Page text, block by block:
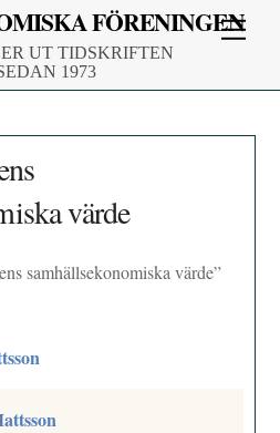
FÖRENINGEN
UT TIDSKRIFTEN
1973
värde
samhällsekonomiska värde”